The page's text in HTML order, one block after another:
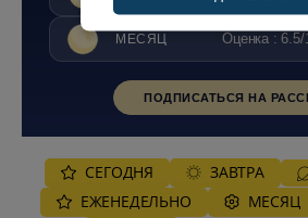
МЕСЯЦ Оценка : 6.5/
ПОДПИСАТЬСЯ НА
СЕГОДНЯ ЗАВТРА
ЕЖЕНЕДЕЛЬНО
MЕСЯЦ